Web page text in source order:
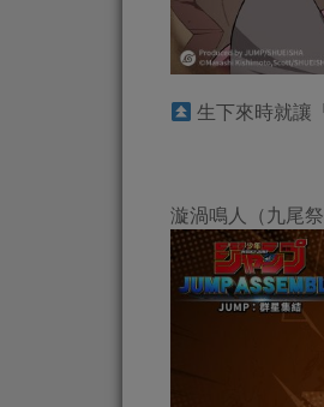
生下來時就讓
漩渦鳴人（九尾祭